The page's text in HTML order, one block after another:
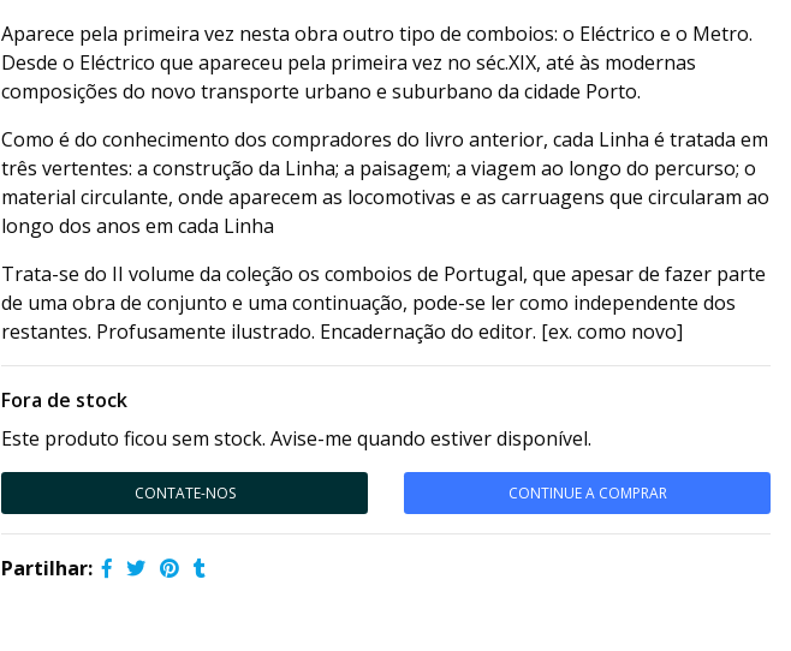
Aparece pela primeira vez nesta obra outro tipo de comboios: o Eléctrico e o Metro.
Desde o Eléctrico que apareceu pela primeira vez no séc.XIX, até às modernas
composições do novo transporte urbano e suburbano da cidade Porto.
Como é do conhecimento dos compradores do livro anterior, cada Linha é tratada em
três vertentes: a construção da Linha; a paisagem; a viagem ao longo do percurso; o
material circulante, onde aparecem as locomotivas e as carruagens que circularam ao
longo dos anos em cada Linha
Trata-se do II volume da coleção os comboios de Portugal, que apesar de fazer parte
de uma obra de conjunto e uma continuação, pode-se ler como independente dos
restantes. Profusamente ilustrado. Encadernação do editor. [ex. como novo]
Fora de stock
Este produto ficou sem stock. Avise-me quando estiver disponível.
CONTATE-NOS CONTINUE A COMPRAR
Partilhar: